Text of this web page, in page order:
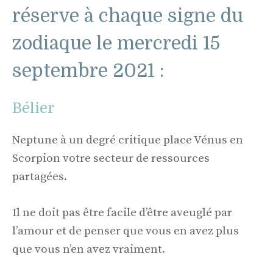
réserve à chaque signe du
zodiaque le mercredi 15
septembre 2021 :
Bélier
Neptune à un degré critique place Vénus en
Scorpion votre secteur de ressources
partagées.
Il ne doit pas être facile d’être aveuglé par
l’amour et de penser que vous en avez plus
que vous n’en avez vraiment.